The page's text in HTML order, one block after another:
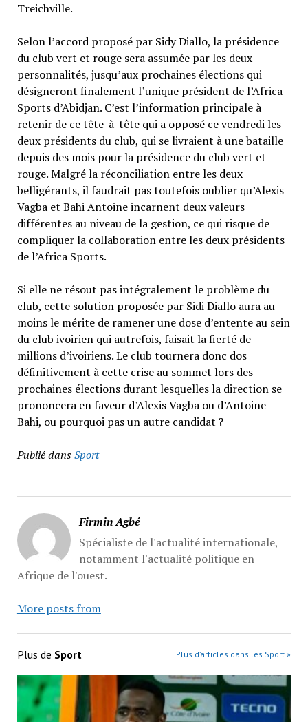
Treichville.
Selon l’accord proposé par Sidy Diallo, la présidence
du club vert et rouge sera assumée par les deux
personnalités, jusqu’aux prochaines élections qui
désigneront finalement l’unique président de l’Africa
Sports d’Abidjan. C’est l’information principale à
retenir de ce tête-à-tête qui a opposé ce vendredi les
deux présidents du club, qui se livraient à une bataille
depuis des mois pour la présidence du club vert et
rouge. Malgré la réconciliation entre les deux
belligérants, il faudrait pas toutefois oublier qu’Alexis
Vagba et Bahi Antoine incarnent deux valeurs
différentes au niveau de la gestion, ce qui risque de
compliquer la collaboration entre les deux présidents
de l’Africa Sports.
Si elle ne résout pas intégralement le problème du
club, cette solution proposée par Sidi Diallo aura au
moins le mérite de ramener une dose d’entente au sein
du club ivoirien qui autrefois, faisait la fierté de
millions d’ivoiriens. Le club tournera donc dos
définitivement à cette crise au sommet lors des
prochaines élections durant lesquelles la direction se
prononcera en faveur d’Alexis Vagba ou d’Antoine
Bahi, ou pourquoi pas un autre candidat ?
Publié dansSport
Firmin Agbé
Spécialiste de l'actualité internationale,
notamment l'actualité politique en
Afrique de l'ouest.
More posts from
Plus de Sport Plus d’articles dans les Sport »